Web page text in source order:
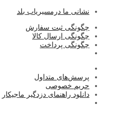
نشانی ما درمسیریاب بلد
چگونگی ثبت سفارش
چگونگی ارسال کالا
چگونگی پرداخت
پرسش‌های متداول
حریم خصوصی
دانلود راهنمای دزدگیر ماجیکار